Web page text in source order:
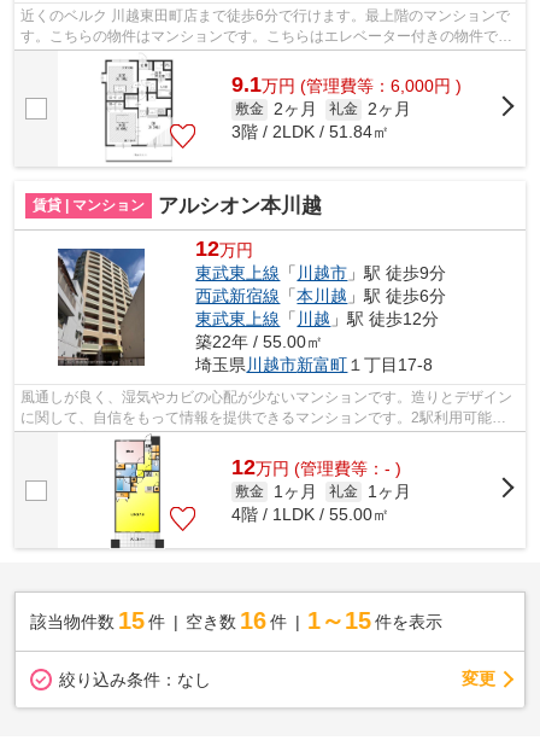
近くのベルク 川越東田町店まで徒歩6分で行けます。最上階のマンションで
す。こちらの物件はマンションです。こちらはエレベーター付きの物件で
す。当社スタッフが地域の賃貸情報をご...
9.1万円 (管理費等：6,000円 )
敷金 2ヶ月 礼金 2ヶ月
3階 / 2LDK / 51.84㎡
賃貸 | マンション アルシオン本川越
12万円
東武東上線 「 川越市 」駅 徒歩9分
西武新宿線 「本川越 」駅 徒歩6分
東武東上線 「 川越 」駅 徒歩12分
築22年 / 55.00㎡
埼玉県川越市新富町１丁目17-8
風通しが良く、湿気やカビの心配が少ないマンションです。造りとデザイン
に関して、自信をもって情報を提供できるマンションです。2駅利用可能で
利便性の高い物件です。14階建ての物件...
12万円 (管理費等：- )
敷金 1ヶ月 礼金
1ヶ月
4階 / 1LDK / 55.00㎡
該当物件数 15件 空き数 16 件 1～15 件を表示
絞り込み条件： なし 変更